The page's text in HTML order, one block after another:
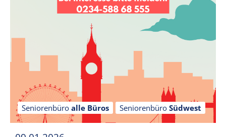
Seniorenbüro alle Büros Seniorenbüro Südwest